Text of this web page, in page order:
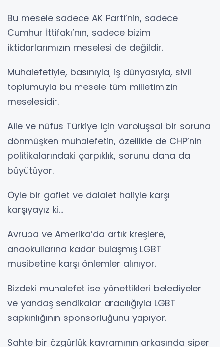
Bu mesele sadece AK Parti’nin, sadece
Cumhur İttifakı’nın, sadece bizim
iktidarlarımızın meselesi de değildir.
Muhalefetiyle, basınıyla, iş dünyasıyla, sivil
toplumuyla bu mesele tüm milletimizin
meselesidir.
Aile ve nüfus Türkiye için varoluşsal bir soruna
dönmüşken muhalefetin, özellikle de CHP’nin
politikalarındaki çarpıklık, sorunu daha da
büyütüyor.
Öyle bir gaflet ve dalalet haliyle karşı
karşıyayız ki…
Avrupa ve Amerika’da artık kreşlere,
anaokullarına kadar bulaşmış LGBT
musibetine karşı önlemler alınıyor.
Bizdeki muhalefet ise yönettikleri belediyeler
ve yandaş sendikalar aracılığıyla LGBT
sapkınlığının sponsorluğunu yapıyor.
Sahte bir özgürlük kavramının arkasında siper